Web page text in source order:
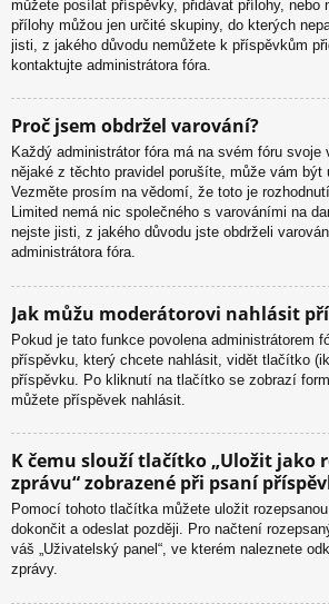
můžete posílat příspěvky, přidávat přílohy, nebo
přílohy můžou jen určité skupiny, do kterých
jisti, z jakého důvodu nemůžete k příspěvkům
kontaktujte administrátora fóra.
Proč jsem obdržel varování?
Každý administrátor fóra má na svém fóru svoje
nějaké z těchto pravidel porušíte, může vám být
Vezměte prosím na vědomí, že toto je
Limited nemá nic společného s varováními na
nejste jisti, z jakého důvodu jste obdrželi
administrátora fóra.
Jak můžu moderátorovi nahlásit
Pokud je tato funkce povolena administrátorem
příspěvku, který chcete nahlásit, vidět tlačítko
příspěvku. Po kliknutí na tlačítko se zobrazí
můžete příspěvek nahlásit.
K čemu slouží tlačítko „Uložit jako
zprávu“ zobrazené při psaní
Pomocí tohoto tlačítka můžete uložit
dokončit a odeslat později. Pro načtení
váš „Uživatelský panel“, ve kterém naleznete
zprávy.